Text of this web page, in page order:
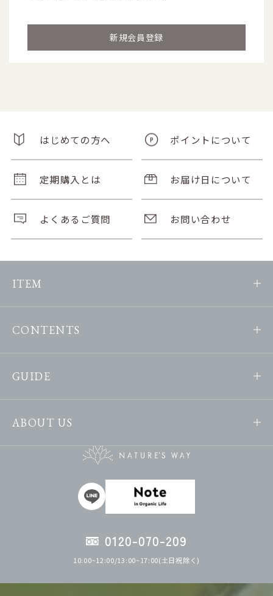
はじめての方へ ポイントについて
定期購入とは お届け日について
よくあるご質問 お問い合わせ
ITEM
CONTENTS
GUIDE
ABOUT US
0120-070-209
10:00~12:00/13:00~17:00(土日祝除く)